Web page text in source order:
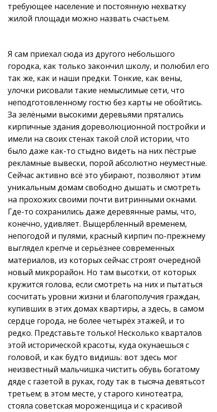
требующее население и постоянную нехватку
жилой площади можно назвать счастьем.
Я сам приехал сюда из другого небольшого
городка, как только закончил школу, и полюбил его
так же, как и наши предки. Тонкие, как вены,
улочки рисовали такие немыслимые сети, что
неподготовленному гостю без карты не обойтись.
За зелёными высокими деревьями прятались
кирпичные здания дореволюционной постройки и
имели на своих стенах такой слой истории, что
было даже как-то стыдно видеть на них пёстрые
рекламные вывески, порой абсолютно неуместные.
Сейчас активно всё это убирают, позволяют этим
уникальным домам свободно дышать и смотреть
на прохожих своими почти витринными окнами.
Где-то сохранились даже деревянные рамы, что,
конечно, удивляет. Выщербленный временем,
непогодой и пулями, красный кирпич по-прежнему
выглядел крепче и серьёзнее современных
материалов, из которых сейчас строят очередной
новый микрорайон. Но там высотки, от которых
кружится голова, если смотреть на них и пытаться
сосчитать уровни жизни и благополучия граждан,
купивших в этих домах квартиры, а здесь, в самом
сердце города, не более четырёх этажей, и то
редко. Представьте только! Несколько кварталов
этой исторической красоты, куда окунаешься с
головой, и как будто видишь: вот здесь мог
неизвестный мальчишка чистить обувь богатому
дяде с газетой в руках, году так в тысяча девятьсот
третьем; в этом месте, у старого кинотеатра,
стояла советская мороженщица и с красивой